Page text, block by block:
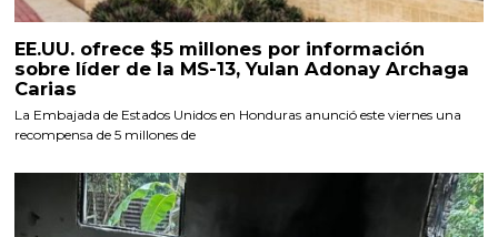
EE.UU. ofrece $5 millones por información
sobre líder de la MS-13, Yulan Adonay Archaga
Carias
La Embajada de Estados Unidos en Honduras anunció este viernes una
recompensa de 5 millones de